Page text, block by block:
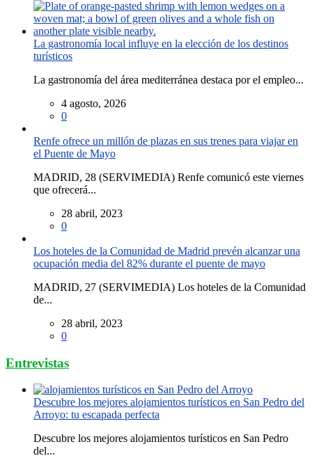
La gastronomía local influye en la elección de los destinos
turísticos
La gastronomía del área mediterránea destaca por el empleo...
4 agosto, 2026
0
Renfe ofrece un millón de plazas en sus trenes para viajar en
el Puente de Mayo
MADRID, 28 (SERVIMEDIA) Renfe comunicó este viernes
que ofrecerá...
28 abril, 2023
0
Los hoteles de la Comunidad de Madrid prevén alcanzar una
ocupación media del 82% durante el puente de mayo
MADRID, 27 (SERVIMEDIA) Los hoteles de la Comunidad
de...
28 abril, 2023
0
Entrevistas
Descubre los mejores alojamientos turísticos en San Pedro del
Arroyo: tu escapada perfecta
Descubre los mejores alojamientos turísticos en San Pedro
del...